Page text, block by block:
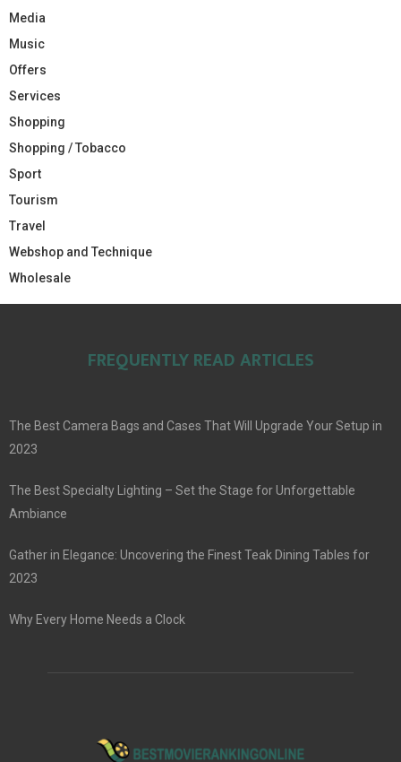
Media
Music
Offers
Services
Shopping
Shopping / Tobacco
Sport
Tourism
Travel
Webshop and Technique
Wholesale
FREQUENTLY READ ARTICLES
The Best Camera Bags and Cases That Will Upgrade Your Setup in
2023
The Best Specialty Lighting – Set the Stage for Unforgettable
Ambiance
Gather in Elegance: Uncovering the Finest Teak Dining Tables for
2023
Why Every Home Needs a Clock